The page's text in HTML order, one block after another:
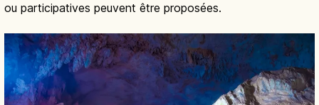
ou participatives peuvent être proposées.